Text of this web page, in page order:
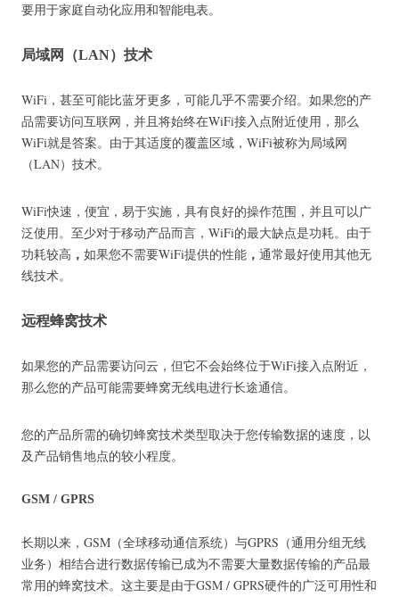
要用于家庭自动化应用和智能电表。
局域网（LAN）技术
WiFi，甚至可能比蓝牙更多，可能几乎不需要介绍。 如果您的产
品需要访问互联网，并且将始终在WiFi接入点附近使用，那么
WiFi就是答案。 由于其适度的覆盖区域，WiFi被称为局域网
（LAN）技术。
WiFi快速，便宜，易于实施，具有良好的操作范围，并且可以广
泛使用。 至少对于移动产品而言，WiFi的最大缺点是功耗。 由于
功耗较高 ， 如果您不需要WiFi提供的性能 ， 通常最好使用其他无
线技术。
远程蜂窝技术
如果您的产品需要访问云，但它不会始终位于WiFi接入点附近，
那么您的产品可能需要蜂窝无线电进行长途通信。
您的产品所需的确切蜂窝技术类型取决于您传输数据的速度，以
及产品销售地点的较小程度。
GSM / GPRS
长期以来，GSM（全球移动通信系统）与GPRS（通用分组无线
业务）相结合进行数据传输已成为不需要大量数据传输的产品最
常用的蜂窝技术。 这主要是由于GSM / GPRS硬件的广泛可用性和